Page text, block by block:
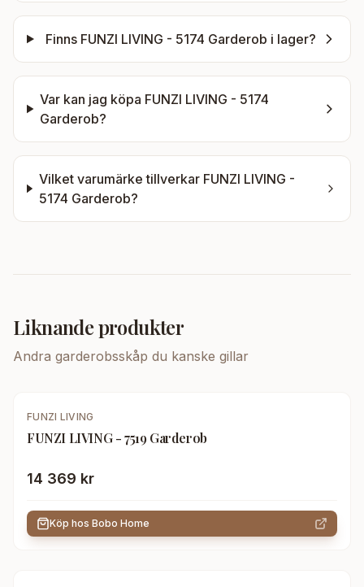
Finns FUNZI LIVING - 5174 Garderob i lager?
Var kan jag köpa FUNZI LIVING - 5174
Garderob?
Vilket varumärke tillverkar FUNZI LIVING -
5174 Garderob?
Liknande produkter
Andra garderobsskåp du kanske gillar
FUNZI LIVING
FUNZI LIVING - 7519 Garderob
14 369 kr
Köp hos Bobo Home